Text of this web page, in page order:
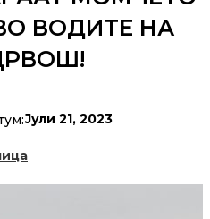
ВОДИТЕ НА
Јули 21, 2023